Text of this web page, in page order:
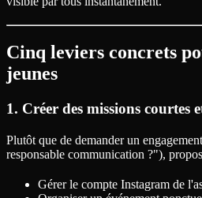
Cinq leviers concrets
jeunes
1. Créer des missions courtes
Plutôt que de demander un
responsable communication ?"),
Gérer le compte Instagram de